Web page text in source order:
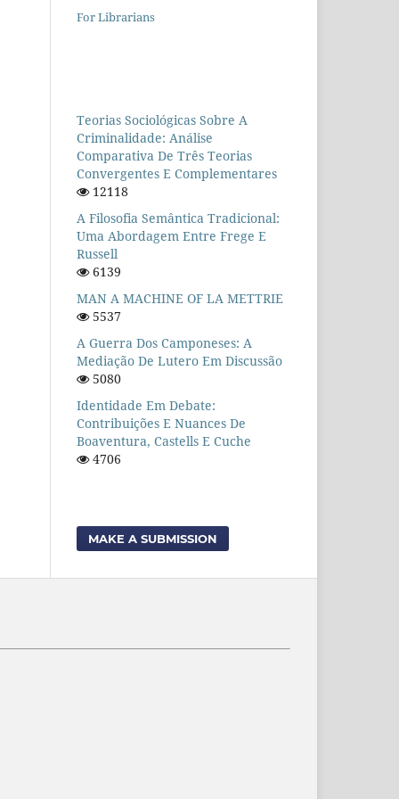
For Librarians
Teorias Sociológicas Sobre A
Criminalidade: Análise
Comparativa De Três Teorias
Convergentes E Complementares
12118
A Filosofia Semântica Tradicional:
Uma Abordagem Entre Frege E
Russell
6139
MAN A MACHINE OF LA METTRIE
5537
A Guerra Dos Camponeses: A
Mediação De Lutero Em Discussão
5080
Identidade Em Debate:
Contribuições E Nuances De
Boaventura, Castells E Cuche
4706
MAKE A SUBMISSION